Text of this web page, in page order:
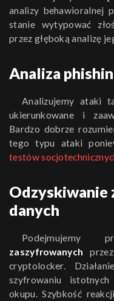
analizy behawioralnej
stanie wytypować
przez głęboką analizę
Analiza
Analizujemy ataki
ukierunkowane i
Bardzo dobrze
tego typu ataki
testów
Odzyskiwanie
danych
Podejmujemy
zaszyfrowanych
cryptolocker.
szyfrowaniu
okupu. Szybkość